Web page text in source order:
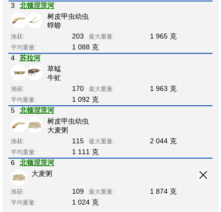
3
北顿涅茨河
树皮甲虫幼虫
蜉蝣
渔获: 203 最大重量: 1 965 克
平均重量:
1 088 克
4
苏拉河
草蜢
牛虻
渔获: 170 最大重量: 1 963 克
平均重量:
1 092 克
5
北顿涅茨河
树皮甲虫幼虫
大麦粥
渔获: 115 最大重量: 2 044 克
平均重量:
1 111 克
6
北顿涅茨河
大麦粥
渔获: 109 最大重量: 1 874 克
平均重量: 1 024 克